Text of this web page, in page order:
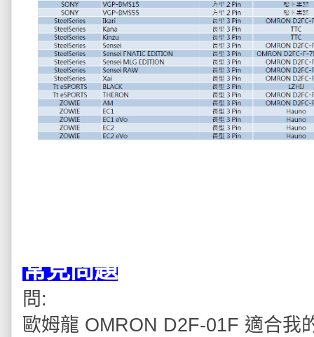
常見問題
問:
歐姆龍 OMRON D2F-01F 適合我